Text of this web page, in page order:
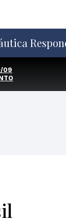
09